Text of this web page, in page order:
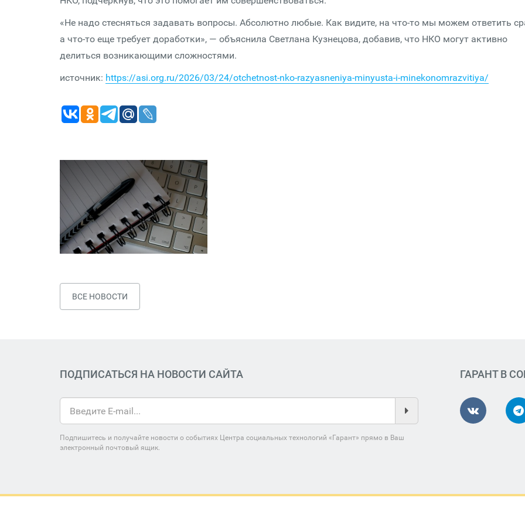
«Не надо стесняться задавать вопросы. Абсолютно любые. Как видите, на что-то мы можем ответить
а что-то еще требует доработки», — объяснила Светлана Кузнецова, добавив, что НКО могут активно
делиться возникающими сложностями.
источник: https://asi.org.ru/2026/03/24/otchetnost-nko-razyasneniya-minyusta-i-minekonomrazvitiya/
ВСЕ НОВОСТИ
ПОДПИСАТЬСЯ НА НОВОСТИ САЙТА
Подпишитесь и получайте новости о событиях Центра социальных технологий «Гарант» прямо в Ваш
электронный почтовый ящик.
ГАРАНТ В